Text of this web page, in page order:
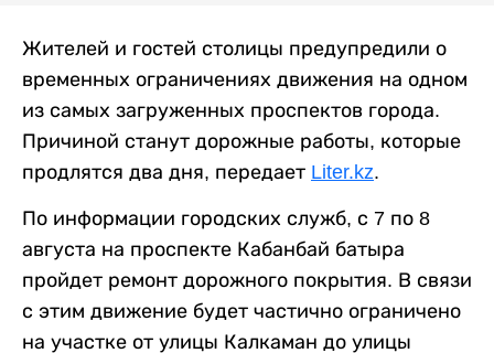
Жителей и гостей столицы предупредили о
временных ограничениях движения на одном
из самых загруженных проспектов города.
Причиной станут дорожные работы, которые
продлятся два дня, передает Liter.kz.
По информации городских служб, с 7 по 8
августа на проспекте Кабанбай батыра
пройдет ремонт дорожного покрытия. В связи
с этим движение будет частично ограничено
на участке от улицы Калкаман до улицы